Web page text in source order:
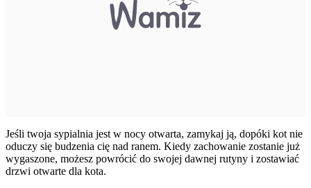
Jeśli twoja sypialnia jest w nocy otwarta, zamykaj ją, dopóki kot nie
oduczy się budzenia cię nad ranem. Kiedy zachowanie zostanie już
wygaszone, możesz powrócić do swojej dawnej rutyny i zostawiać
drzwi otwarte dla kota.